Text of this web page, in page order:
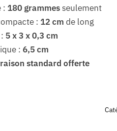
: 180 grammesseulement
: 12 cm de long
5 x 3 x 0,3 cm
:6,5 cm
standard offerte